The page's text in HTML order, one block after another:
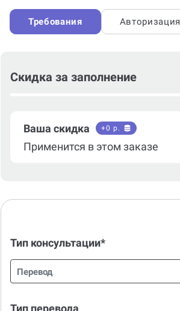
Требования Авторизация
Скидка за заполнение
Ваша скидка +0 р.
Применится в этом заказе
Тип консультации*
Перевод
Тип перевода